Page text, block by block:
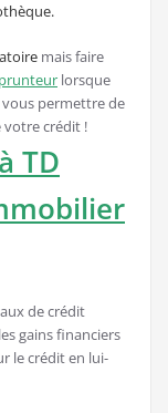
mais faire
lorsque
permettre de
votre crédit !
TD
de crédit
gains financiers
le crédit en lui-